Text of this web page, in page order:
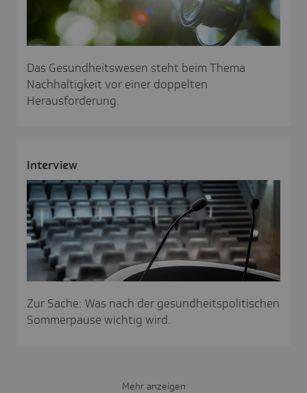
Das Gesundheitswesen steht beim Thema
Nachhaltigkeit vor einer doppelten
Herausforderung.
Inter­view
Zur Sache: Was nach der gesundheitspolitischen
Sommerpause wichtig wird.
Mehr anzeigen